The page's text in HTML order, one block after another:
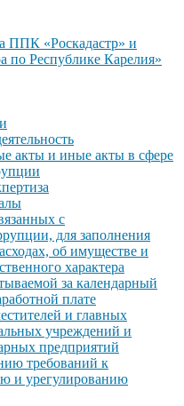
ППК «Роскадастр» и
по Республике Карелия»
акты и иные акты в сфере
с
для заполнения
об имуществе и
характера
за календарный
плате
и главных
учреждений и
предприятий
требований к
и урегулированию